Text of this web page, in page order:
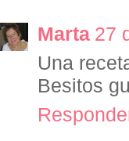
Marta 27
Una
Besitos